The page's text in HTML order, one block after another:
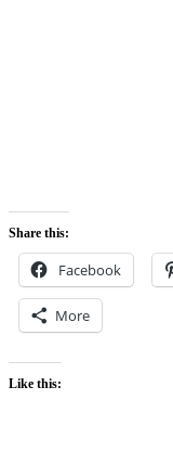
Share this:
Facebook
More
Like this: